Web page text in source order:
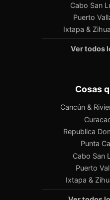
Cabo San
Puerto
Ixtapa &
Ver todos
Cosas
Cancún &
Republica
Punta
Cabo San
Puerto
Ixtapa &